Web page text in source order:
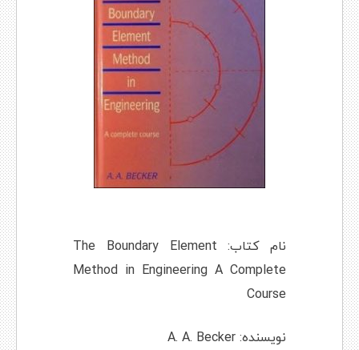
نام کتاب: The Boundary Element
Method in Engineering A Complete
Course
نویسنده: A. A. Becker